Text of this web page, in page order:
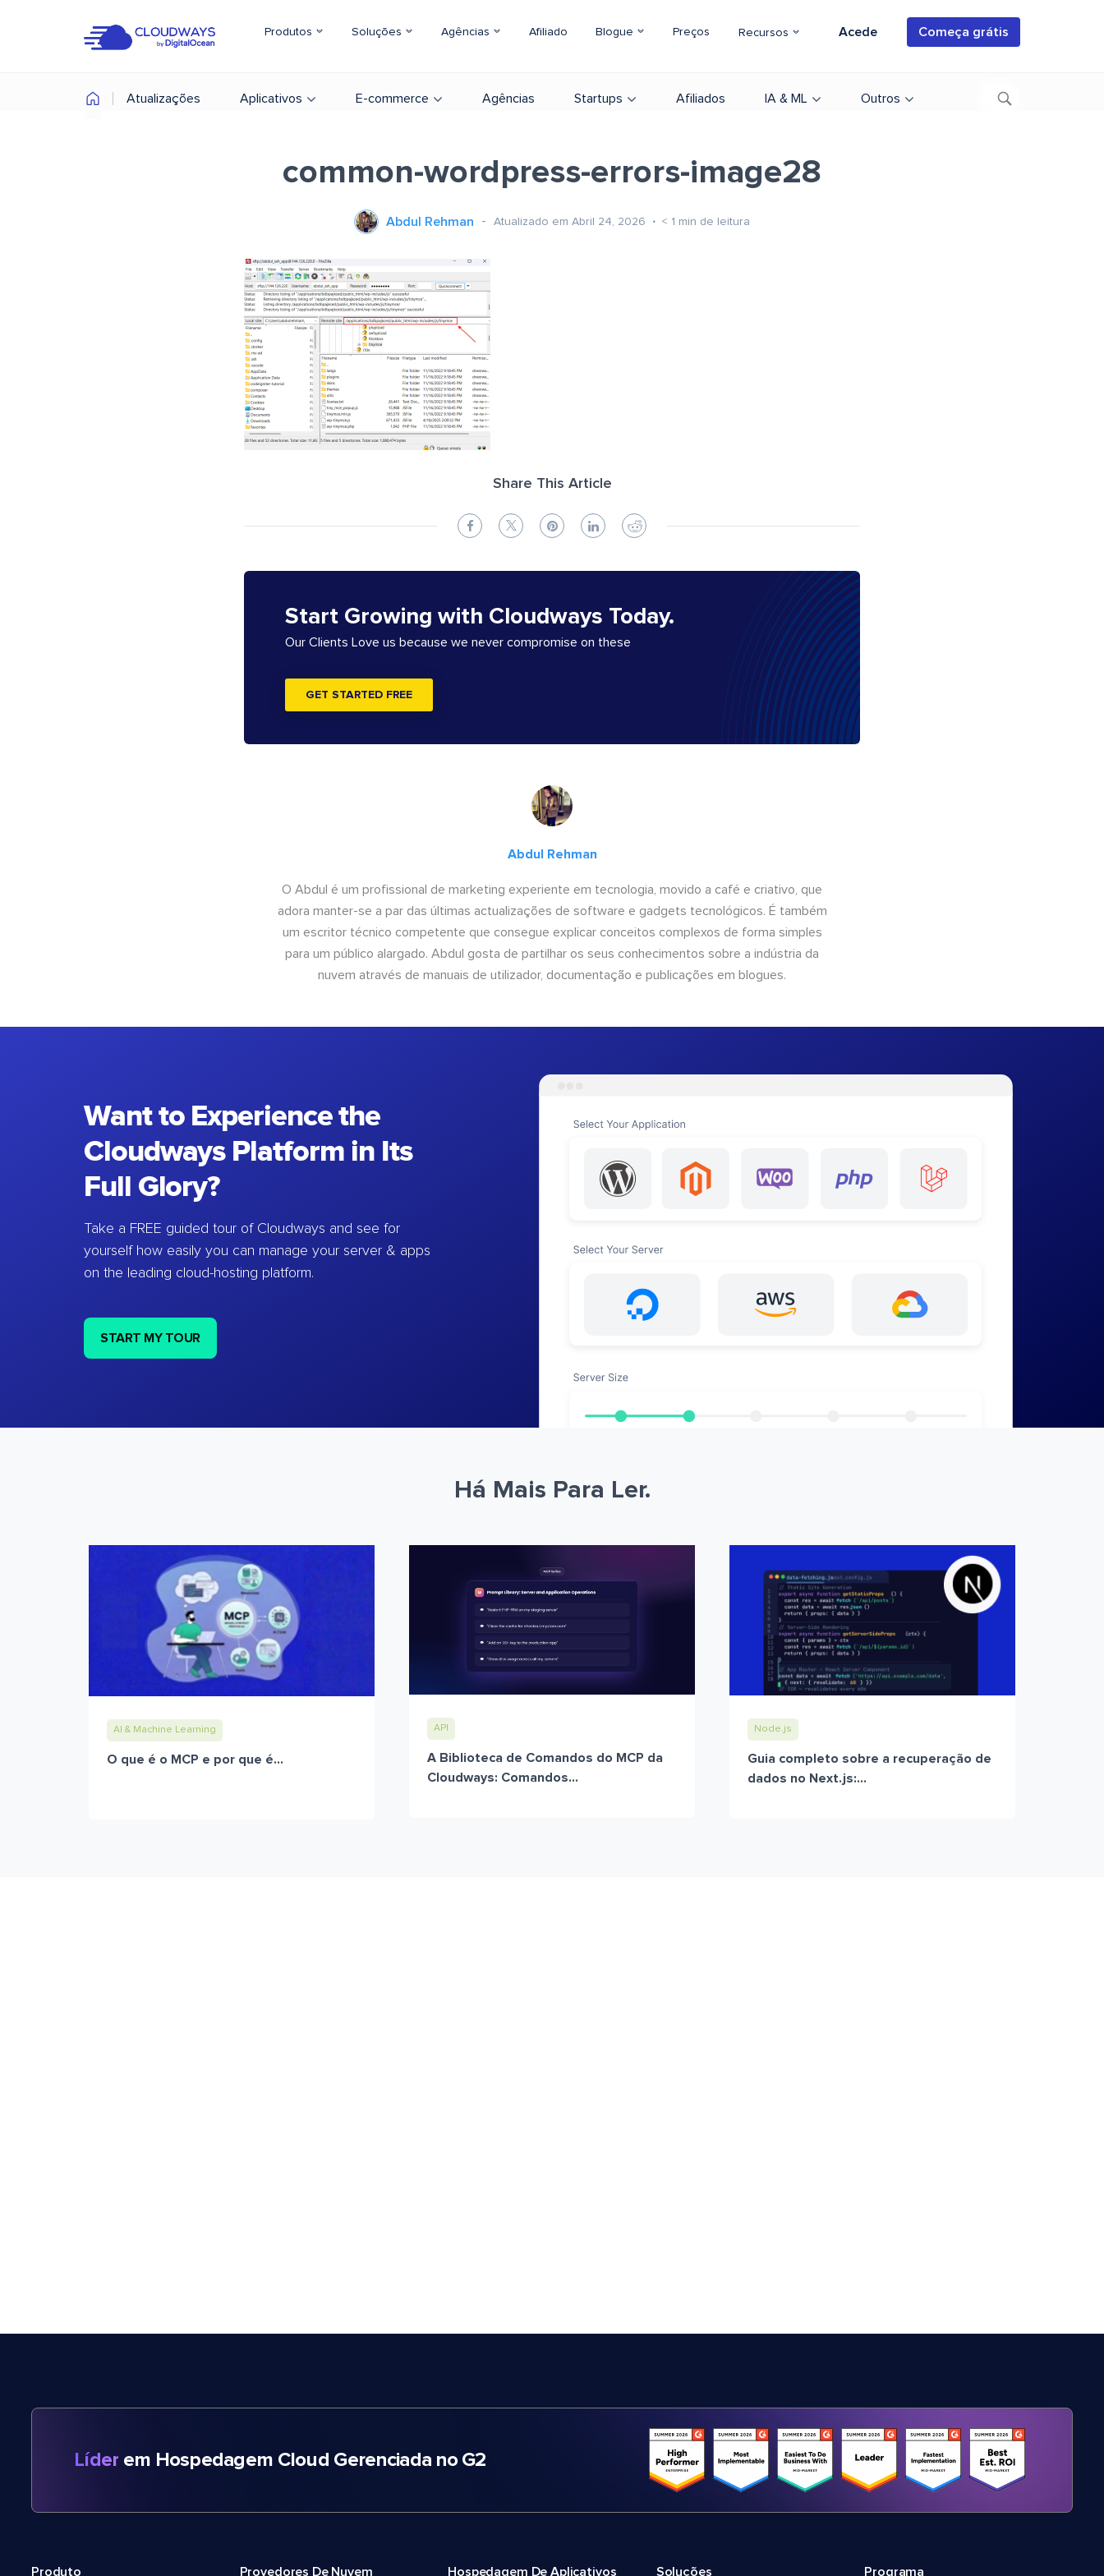
Produtos Soluções Agências Afiliado Blogue Preços Recursos Acede Começa grátis
Atualizações Aplicativos E-commerce Agências Startups Afiliados IA & ML Outros
common-wordpress-errors-image28
Abdul Rehman Atualizado em Abril 24, 2026 < 1 min de leitura
Share This Article
Start Growing with Cloudways Today.
Our Clients Love us because we never compromise on these
GET STARTED FREE
Abdul Rehman
O Abdul é um profissional de marketing experiente em tecnologia, movido a café e criativo, que
adora manter-se a par das últimas actualizações de software e gadgets tecnológicos. É também
um escritor técnico competente que consegue explicar conceitos complexos de forma simples
para um público alargado. Abdul gosta de partilhar os seus conhecimentos sobre a indústria da
nuvem através de manuais de utilizador, documentação e publicações em blogues.
Want to Experience the
Cloudways Platform in Its
Full Glory?
Take a FREE guided tour of Cloudways and see for
yourself how easily you can manage your server & apps
on the leading cloud-hosting platform.
START MY TOUR
Há Mais Para Ler.
AI & Machine Learning
O que é o MCP e por que é...
API
A Biblioteca de Comandos do MCP da
Cloudways: Comandos...
Node.js
Guia completo sobre a recuperação de
dados no Next.js:...
Líder em Hospedagem Cloud Gerenciada no G2
Produto Provedores De Nuvem Hospedagem De Aplicativos Soluções Programa